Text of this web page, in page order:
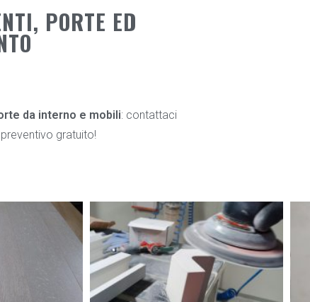
PORTE ED
da interno e mobili: contattaci
gratuito!